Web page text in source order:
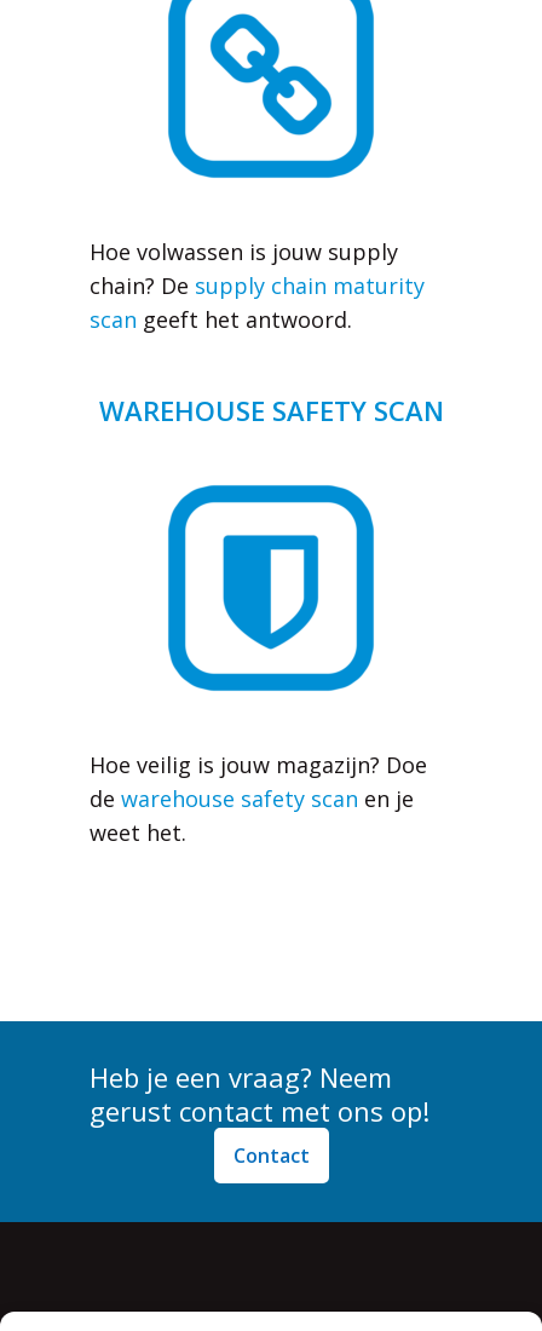
Hoe volwassen is jouw supply
chain? De supply chain maturity
scan geeft het antwoord.
WAREHOUSE SAFETY SCAN
Hoe veilig is jouw magazijn? Doe
de warehouse safety scan en je
weet het.
Heb je een vraag? Neem
gerust contact met ons op!
Contact